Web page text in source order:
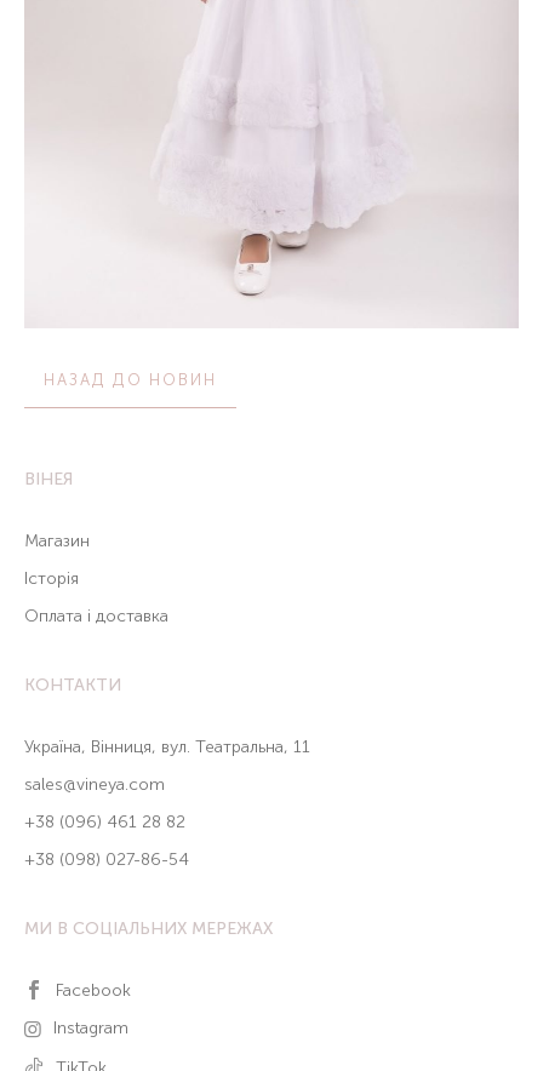
НАЗАД ДО НОВИН
ВІНЕЯ
Магазин
Історія
Оплата і доставка
КОНТАКТИ
Україна, Вінниця, вул. Театральна, 11
sales@vineya.com
+38 (096) 461 28 82
+38 (098) 027-86-54
МИ В СОЦІАЛЬНИХ МЕРЕЖАХ
Facebook
Instagram